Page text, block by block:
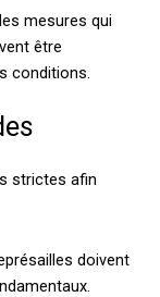
mesures qui
être
conditions.
strictes afin
doivent